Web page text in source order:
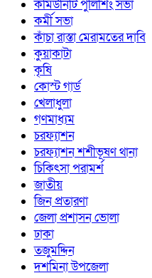
কমিউনিটি পুলিশিং সভা
কর্মী সভা
কাঁচা রাস্তা মেরামতের দাবি
কুয়াকাটা
কৃষি
কোস্ট গার্ড
খেলাধুলা
গণমাধ্যম
চরফ্যাশন
চরফ্যাশন শশীভূষণ থানা
চিকিৎসা পরামর্শ
জাতীয়
জিন প্রতারণা
জেলা প্রশাসন ভোলা
ঢাকা
তজুমদ্দিন
দশমিনা উপজেলা